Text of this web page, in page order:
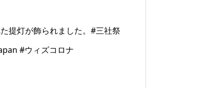
提灯が飾られました。#三社祭
#ウィズコロナ